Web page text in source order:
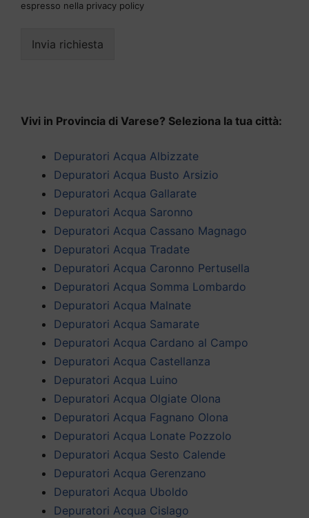
espresso nella privacy policy
Invia richiesta
Vivi in Provincia di Varese? Seleziona la tua città:
Depuratori Acqua Albizzate
Depuratori Acqua Busto Arsizio
Depuratori Acqua Gallarate
Depuratori Acqua Saronno
Depuratori Acqua Cassano Magnago
Depuratori Acqua Tradate
Depuratori Acqua Caronno Pertusella
Depuratori Acqua Somma Lombardo
Depuratori Acqua Malnate
Depuratori Acqua Samarate
Depuratori Acqua Cardano al Campo
Depuratori Acqua Castellanza
Depuratori Acqua Luino
Depuratori Acqua Olgiate Olona
Depuratori Acqua Fagnano Olona
Depuratori Acqua Lonate Pozzolo
Depuratori Acqua Sesto Calende
Depuratori Acqua Gerenzano
Depuratori Acqua Uboldo
Depuratori Acqua Cislago